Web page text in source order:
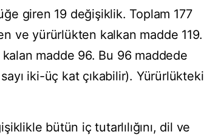
giren 19 değişiklik. Toplam 177
ve yürürlükten kalkan madde 119.
madde 96. Bu 96 maddede
iki-üç kat çıkabilir). Yürürlükteki
bütün iç tutarlılığını, dil ve